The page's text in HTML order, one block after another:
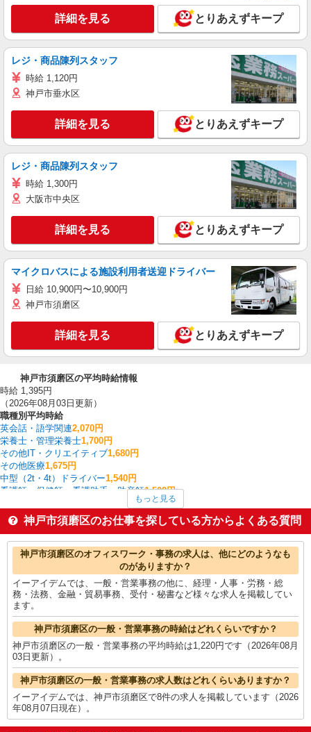
詳細を見る とりあえずキープ
レジ・商品陳列スタッフ
時給 1,120円
神戸市垂水区
詳細を見る とりあえずキープ
レジ・商品陳列スタッフ
時給 1,300円
大阪市中央区
詳細を見る とりあえずキープ
マイクロバスによる施設利用者送迎ドライバー
日給 10,900円〜10,900円
神戸市須磨区
詳細を見る とりあえずキープ
神戸市須磨区の平均時給情報
時給 1,395円
（2026年08月03日更新）
職種別平均時給
英会話・語学関連2,070円
栄養士・管理栄養士1,700円
その他IT・クリエイティブ1,680円
その他医療1,675円
中型（2t・4t）ドライバー1,540円
看護師・保健師・看護助手・助産師1,509円
フォークリフト1,480円
その他介護・福祉1,443円
家電・携帯販売1,436円
神戸市須磨区の他の職種の平均時給を見る
もっと見る
神戸市須磨区のお仕事を探している方からよくある質問
神戸市須磨区のオフィスワーク・事務の求人は、他にどのようなも
のがありますか？
イーアイデムでは、一般・営業事務の他に、経理・人事・労務・総
務・法務、金融・貿易事務、受付・秘書など様々な求人を掲載してい
ます。
神戸市須磨区の一般・営業事務の時給はどれくらいですか？
神戸市須磨区の一般・営業事務の平均時給は1,220円です（2026年08月
03日更新）。
神戸市須磨区の一般・営業事務の求人数はどれくらいありますか？
イーアイデムでは、神戸市須磨区で8件の求人を掲載しています（2026
年08月07日現在）。